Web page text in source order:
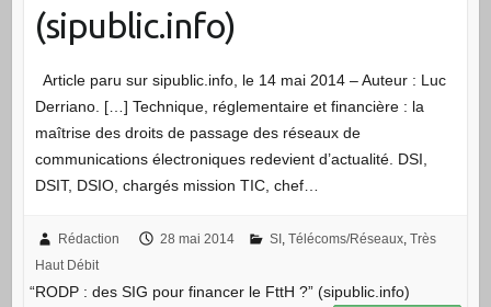
(sipublic.info)
Article paru sur sipublic.info, le 14 mai 2014 – Auteur : Luc
Derriano. […] Technique, réglementaire et financière : la
maîtrise des droits de passage des réseaux de
communications électroniques redevient d’actualité. DSI,
DSIT, DSIO, chargés mission TIC, chef…
Rédaction 28 mai 2014 SI , Télécoms/Réseaux, Très
Haut Débit
“RODP : des SIG pour financer le FttH ?” (sipublic.info)